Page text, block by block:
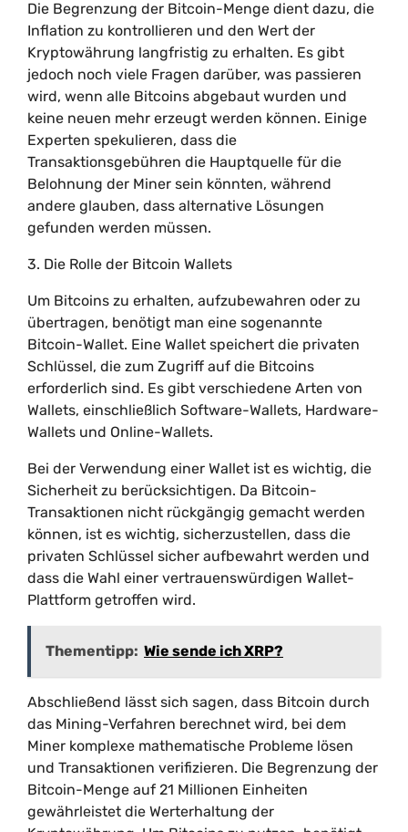
Die Begrenzung der Bitcoin-Menge dient dazu, die
Inflation zu kontrollieren und den Wert der
Kryptowährung langfristig zu erhalten. Es gibt
jedoch noch viele Fragen darüber, was passieren
wird, wenn alle Bitcoins abgebaut wurden und
keine neuen mehr erzeugt werden können. Einige
Experten spekulieren, dass die
Transaktionsgebühren die Hauptquelle für die
Belohnung der Miner sein könnten, während
andere glauben, dass alternative Lösungen
gefunden werden müssen.
3. Die Rolle der Bitcoin Wallets
Um Bitcoins zu erhalten, aufzubewahren oder zu
übertragen, benötigt man eine sogenannte
Bitcoin-Wallet. Eine Wallet speichert die privaten
Schlüssel, die zum Zugriff auf die Bitcoins
erforderlich sind. Es gibt verschiedene Arten von
Wallets, einschließlich Software-Wallets, Hardware-
Wallets und Online-Wallets.
Bei der Verwendung einer Wallet ist es wichtig, die
Sicherheit zu berücksichtigen. Da Bitcoin-
Transaktionen nicht rückgängig gemacht werden
können, ist es wichtig, sicherzustellen, dass die
privaten Schlüssel sicher aufbewahrt werden und
dass die Wahl einer vertrauenswürdigen Wallet-
Plattform getroffen wird.
Thementipp: Wie sende ich XRP?
Abschließend lässt sich sagen, dass Bitcoin durch
das Mining-Verfahren berechnet wird, bei dem
Miner komplexe mathematische Probleme lösen
und Transaktionen verifizieren. Die Begrenzung der
Bitcoin-Menge auf 21 Millionen Einheiten
gewährleistet die Werterhaltung der